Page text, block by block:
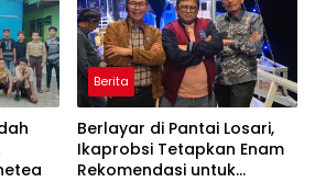
Berita
Berlayar di Pantai Losari,
Ikaprobsi Tetapkan Enam
Rekomendasi untuk